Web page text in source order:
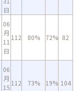
日
06
月
11
日
112 80% 72% 82
06
月
15
112 73% 19% 104